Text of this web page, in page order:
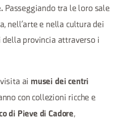
Passeggiando tra le loro sale
nell’arte e nella cultura dei
provincia attraverso i
ai musei dei centri
con collezioni ricche e
di Pieve di Cadore,